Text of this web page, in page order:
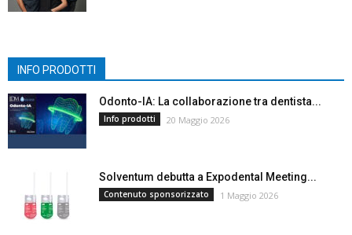
INFO PRODOTTI
Odonto-IA: La collaborazione tra dentista...
Info prodotti 20 Maggio 2026
Solventum debutta a Expodental Meeting...
Contenuto sponsorizzato 1 Maggio 2026